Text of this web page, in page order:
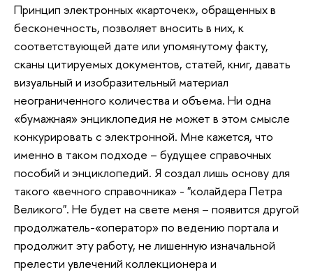
Принцип электронных «карточек», обращенных в
бесконечность, позволяет вносить в них, к
соответствующей дате или упомянутому факту,
сканы цитируемых документов, статей, книг, давать
визуальный и изобразительный материал
неограниченного количества и объема. Ни одна
«бумажная» энциклопедия не может в этом смысле
конкурировать с электронной. Мне кажется, что
именно в таком подходе – будущее справочных
пособий и энциклопедий. Я создал лишь основу для
такого «вечного справочника» - "колайдера Петра
Великого". Не будет на свете меня – появится другой
продолжатель-«оператор» по ведению портала и
продолжит эту работу, не лишенную изначальной
прелести увлечений коллекционера и